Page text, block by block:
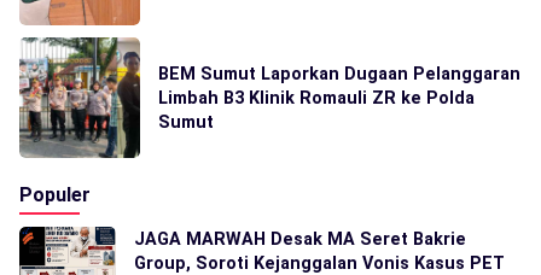
BEM Sumut Laporkan Dugaan Pelanggaran
Limbah B3 Klinik Romauli ZR ke Polda
Sumut
Populer
JAGA MARWAH Desak MA Seret Bakrie
Group, Soroti Kejanggalan Vonis Kasus PET